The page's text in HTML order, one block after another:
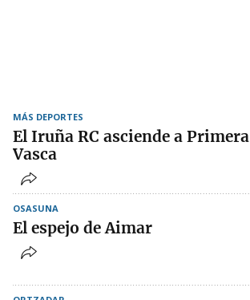
MÁS DEPORTES
El Iruña RC asciende a Primera
Vasca
OSASUNA
El espejo de Aimar